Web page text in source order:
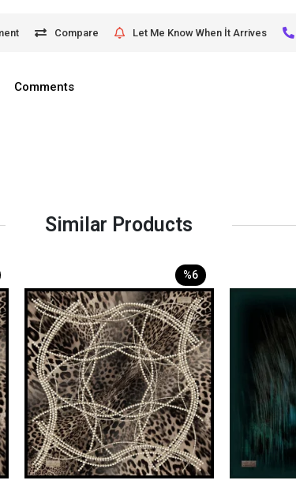
Compare Let Me Know When İt Arrives
Comments
Similar Products
%6